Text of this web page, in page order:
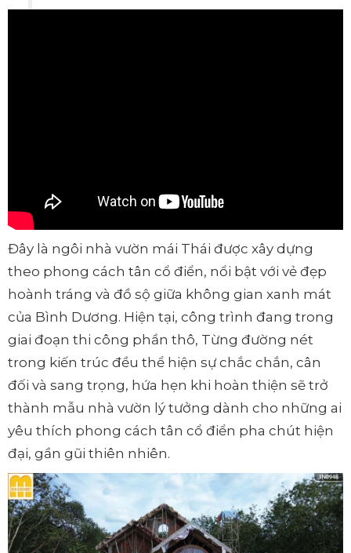
Đây là ngôi nhà vườn mái Thái được xây dựng
theo phong cách tân cổ điển, nổi bật với vẻ đẹp
hoành tráng và đồ sộ giữa không gian xanh mát
của Bình Dương. Hiện tại, công trình đang trong
giai đoạn thi công phần thô, Từng đường nét
trong kiến trúc đều thể hiện sự chắc chắn, cân
đối và sang trọng, hứa hẹn khi hoàn thiện sẽ trở
thành mẫu nhà vườn lý tưởng dành cho những ai
yêu thích phong cách tân cổ điển pha chút hiện
đại, gần gũi thiên nhiên.